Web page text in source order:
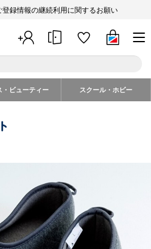
登録情報の継続利用に関するお願い
・ビューティー スクール・ホビー